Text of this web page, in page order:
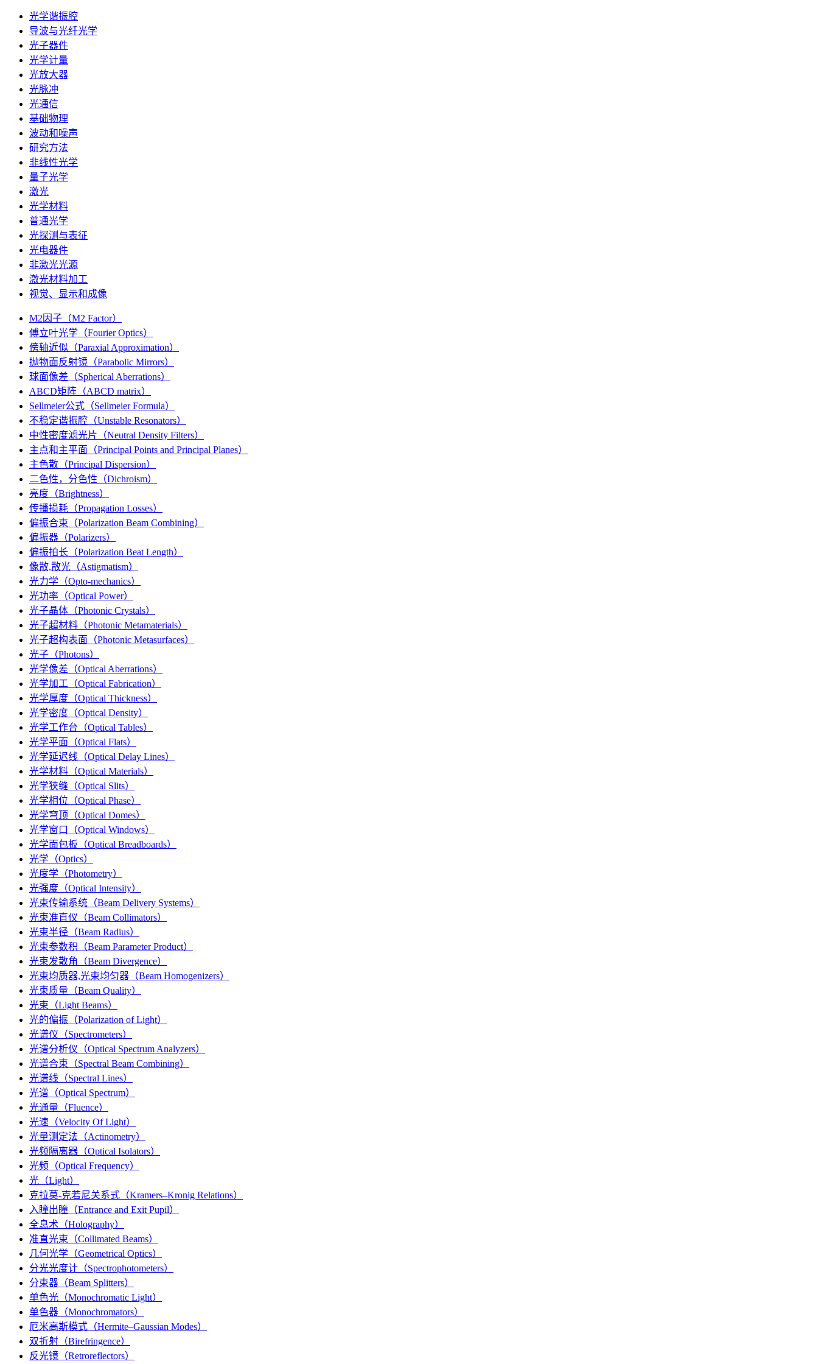
光学谐振腔
导波与光纤光学
光子器件
光学计量
光放大器
光脉冲
光通信
基础物理
波动和噪声
研究方法
非线性光学
量子光学
激光
光学材料
普通光学
光探测与表征
光电器件
非激光光源
激光材料加工
视觉、显示和成像
M2因子（M2 Factor）
傅立叶光学（Fourier Optics）
傍轴近似（Paraxial Approximation）
抛物面反射镜（Parabolic Mirrors）
球面像差（Spherical Aberrations）
ABCD矩阵（ABCD matrix）
Sellmeier公式（Sellmeier Formula）
不稳定谐振腔（Unstable Resonators）
中性密度滤光片（Neutral Density Filters）
主点和主平面（Principal Points and Principal Planes）
主色散（Principal Dispersion）
二色性，分色性（Dichroism）
亮度（Brightness）
传播损耗（Propagation Losses）
偏振合束（Polarization Beam Combining）
偏振器（Polarizers）
偏振拍长（Polarization Beat Length）
像散,散光（Astigmatism）
光力学（Opto-mechanics）
光功率（Optical Power）
光子晶体（Photonic Crystals）
光子超材料（Photonic Metamaterials）
光子超构表面（Photonic Metasurfaces）
光子（Photons）
光学像差（Optical Aberrations）
光学加工（Optical Fabrication）
光学厚度（Optical Thickness）
光学密度（Optical Density）
光学工作台（Optical Tables）
光学平面（Optical Flats）
光学延迟线（Optical Delay Lines）
光学材料（Optical Materials）
光学狭缝（Optical Slits）
光学相位（Optical Phase）
光学穹顶（Optical Domes）
光学窗口（Optical Windows）
光学面包板（Optical Breadboards）
光学（Optics）
光度学（Photometry）
光强度（Optical Intensity）
光束传输系统（Beam Delivery Systems）
光束准直仪（Beam Collimators）
光束半径（Beam Radius）
光束参数积（Beam Parameter Product）
光束发散角（Beam Divergence）
光束均质器,光束均匀器（Beam Homogenizers）
光束质量（Beam Quality）
光束（Light Beams）
光的偏振（Polarization of Light）
光谱仪（Spectrometers）
光谱分析仪（Optical Spectrum Analyzers）
光谱合束（Spectral Beam Combining）
光谱线（Spectral Lines）
光谱（Optical Spectrum）
光通量（Fluence）
光速（Velocity Of Light）
光量测定法（Actinometry）
光频隔离器（Optical Isolators）
光频（Optical Frequency）
光（Light）
克拉莫-克若尼关系式（Kramers–Kronig Relations）
入瞳出瞳（Entrance and Exit Pupil）
全息术（Holography）
准直光束（Collimated Beams）
几何光学（Geometrical Optics）
分光光度计（Spectrophotometers）
分束器（Beam Splitters）
单色光（Monochromatic Light）
单色器（Monochromators）
厄米高斯模式（Hermite–Gaussian Modes）
双折射（Birefringence）
反光镜（Retroreflectors）